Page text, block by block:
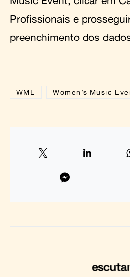
Profissionais e
preenchimento dos
WME Women’s Music